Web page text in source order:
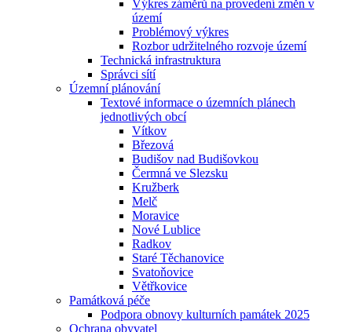
Výkres záměrů na provedení změn v
území
Problémový výkres
Rozbor udržitelného rozvoje území
Technická infrastruktura
Správci sítí
Územní plánování
Textové informace o územních plánech
jednotlivých obcí
Vítkov
Březová
Budišov nad Budišovkou
Čermná ve Slezsku
Kružberk
Melč
Moravice
Nové Lublice
Radkov
Staré Těchanovice
Svatoňovice
Větřkovice
Památková péče
Podpora obnovy kulturních památek 2025
Ochrana obyvatel